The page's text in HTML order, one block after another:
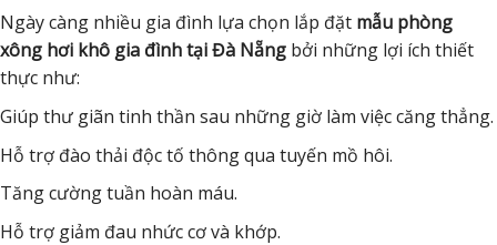
Ngày càng nhiều gia đình lựa chọn lắp đặt mẫu phòng
xông hơi khô gia đình tại Đà Nẵng bởi những lợi ích thiết
thực như:
Giúp thư giãn tinh thần sau những giờ làm việc căng thẳng.
Hỗ trợ đào thải độc tố thông qua tuyến mồ hôi.
Tăng cường tuần hoàn máu.
Hỗ trợ giảm đau nhức cơ và khớp.